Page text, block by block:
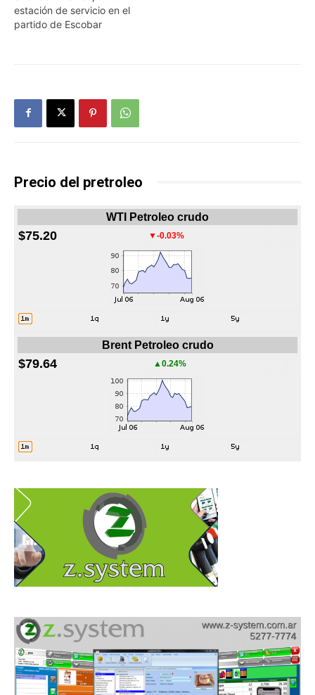
estación de servicio en el
partido de Escobar
Precio del pretroleo
WTI Petroleo crudo
$75.20 ▼-0.03%
Brent Petroleo crudo
$79.64 ▲0.24%